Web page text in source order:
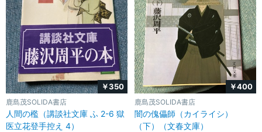
￥350
鹿島茂SOLIDA書店
人間の檻（講談社文庫 ふ 2-6 獄
医立花登手控え 4）
￥400
鹿島茂SOLIDA書店
闇の傀儡師（カイライシ）
（下）（文春文庫）